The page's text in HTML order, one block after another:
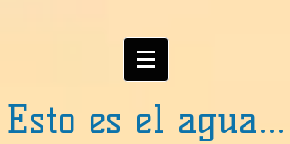
Esto es el agua...